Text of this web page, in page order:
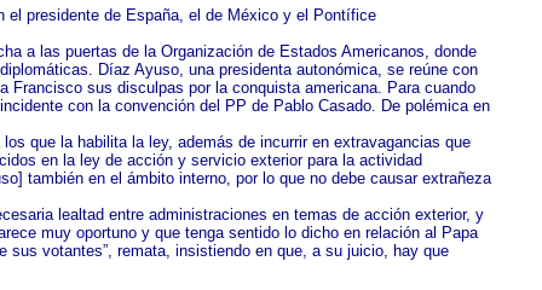
presidente de España, el de México y el Pontífice
a las puertas de la Organización de Estados Americanos, donde
Díaz Ayuso, una presidenta autonómica, se reúne con
Francisco sus disculpas por la conquista americana. Para cuando
con la convención del PP de Pablo Casado. De polémica en
que la habilita la ley, además de incurrir en extravagancias que
en la ley de acción y servicio exterior para la actividad
también en el ámbito interno, por lo que no debe causar extrañeza
lealtad entre administraciones en temas de acción exterior, y
muy oportuno y que tenga sentido lo dicho en relación al Papa
votantes”, remata, insistiendo en que, a su juicio, hay que